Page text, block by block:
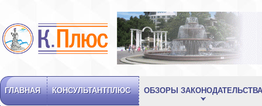
ГЛАВНАЯ КОНСУЛЬТАНТПЛЮС ОБЗОРЫ ЗАКОНОДАТЕЛЬСТВА